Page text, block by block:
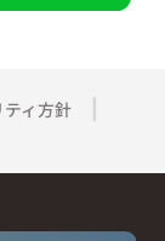
ィ方針